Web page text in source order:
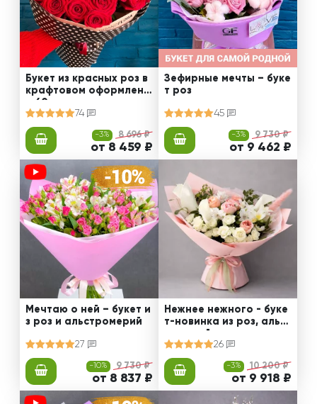
Букет из красных роз в
крафтовом оформлени
и 60 см
74
-3% 8 696 ₽
от 8 459 ₽
Зефирные мечты – буке
т роз
45
-3% 9 730 ₽
от 9 462 ₽
Мечтаю о ней – букет и
з роз и альстромерий
27
-10% 9 730 ₽
от 8 837 ₽
Нежнее нежного - буке
т-новинка из роз, альст
ромерий и калл
26
-3% 10 200 ₽
от 9 918 ₽